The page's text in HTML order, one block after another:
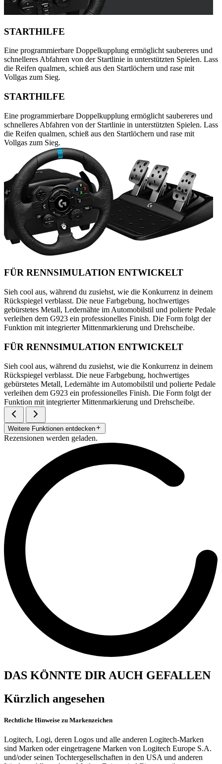
STARTHILFE
Eine programmierbare Doppelkupplung ermöglicht saubereres und
schnelleres Abfahren von der Startlinie in unterstützten Spielen. Lass
die Reifen qualmen, schieß aus den Startlöchern und rase mit
Vollgas zum Sieg.
STARTHILFE
Eine programmierbare Doppelkupplung ermöglicht saubereres und
schnelleres Abfahren von der Startlinie in unterstützten Spielen. Lass
die Reifen qualmen, schieß aus den Startlöchern und rase mit
Vollgas zum Sieg.
FÜR RENNSIMULATION ENTWICKELT
Sieh cool aus, während du zusiehst, wie die Konkurrenz in deinem
Rückspiegel verblasst. Die neue Farbgebung, hochwertiges
gebürstetes Metall, Ledernähte im Automobilstil und polierte Pedale
verleihen dem G923 ein professionelles Finish. Die Form folgt der
Funktion mit integrierter Mittenmarkierung und Drehscheibe.
FÜR RENNSIMULATION ENTWICKELT
Sieh cool aus, während du zusiehst, wie die Konkurrenz in deinem
Rückspiegel verblasst. Die neue Farbgebung, hochwertiges
gebürstetes Metall, Ledernähte im Automobilstil und polierte Pedale
verleihen dem G923 ein professionelles Finish. Die Form folgt der
Funktion mit integrierter Mittenmarkierung und Drehscheibe.
Weitere Funktionen entdecken
Rezensionen werden geladen.
DAS KÖNNTE DIR AUCH GEFALLEN
Kürzlich angesehen
Rechtliche Hinweise zu Markenzeichen
Logitech, Logi, deren Logos und alle anderen Logitech-Marken
sind Marken oder eingetragene Marken von Logitech Europe S.A.
und/oder seinen Tochtergesellschaften in den USA und anderen